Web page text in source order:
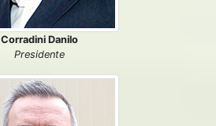
Corradini Danilo
Presidente